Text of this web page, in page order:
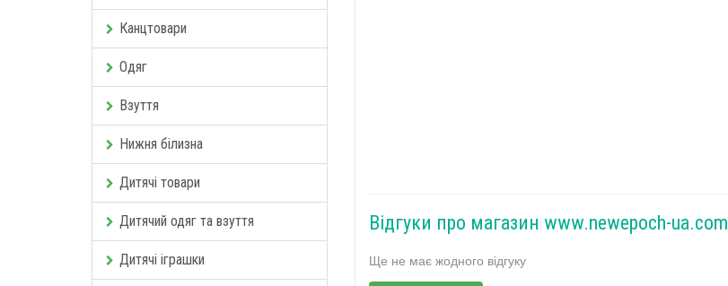
Канцтовари
Одяг
Взуття
Нижня білизна
Дитячі товари
Дитячий одяг та взуття
Дитячі іграшки
Відгуки про магазин www.newepoch-ua.com
Ще не має жодного відгуку